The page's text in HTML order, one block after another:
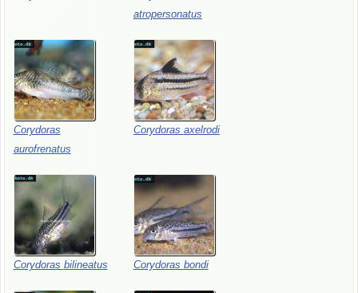
atropersonatus
Corydoras
aurofrenatus
Corydoras axelrodi
Corydoras bilineatus Corydoras bondi